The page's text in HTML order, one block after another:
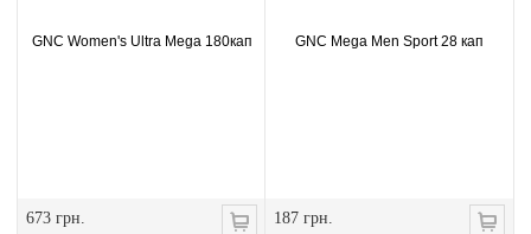
GNC Women's Ultra Mega 180кап
673 грн.
GNC Mega Men Sport 28 кап
187 грн.